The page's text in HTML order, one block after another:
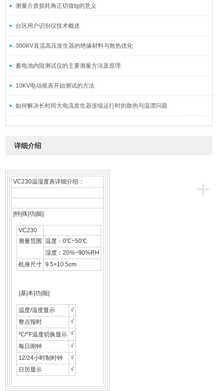
测量介质损耗角正切值tg的意义
台区用户识别仪技术概述
300KV直流高压发生器的绝缘材料与散热优化
蓄电池内阻测试仪的主要测量方法及原理
10KV电动摇表开始测试的方法
如何解决长时间大电流发生器连续运行时的散热与温漂问题
详细介绍
+
VC230温湿度表详细介绍：
|特|殊|功|能|
VC230
测量范围 温度：0℃~50℃
湿度：20%~90%RH
机身尺寸 9.5×10.5cm
|基|本|功|能|
温度/湿度显示
√
整点报时
√
℃/oF温度切换显示 √
每日闹钟
√
12/24小时制时钟
√
日历显示
√